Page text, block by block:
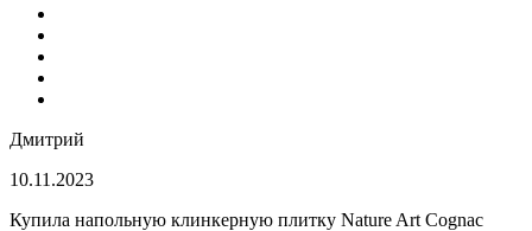
Дмитрий
10.11.2023
Купила напольную клинкерную плитку Nature Art Cognac